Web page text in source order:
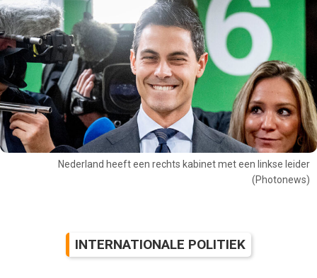
Nederland heeft een rechts kabinet met een linkse leider
(Photonews)
INTERNATIONALE POLITIEK